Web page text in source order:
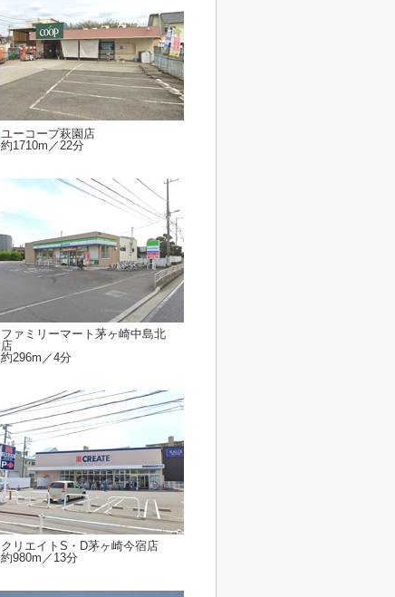
ユーコープ萩園店
約1710m／22分
ファミリーマート茅ヶ崎中島北
店
約296m／4分
クリエイトS・D茅ヶ崎今宿店
約980m／13分